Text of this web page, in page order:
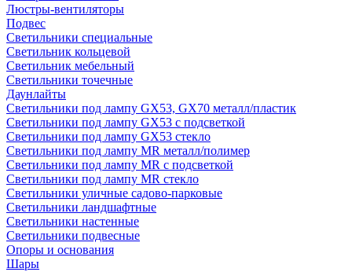
Люстры-вентиляторы
Подвес
Светильники специальные
Светильник кольцевой
Светильник мебельный
Светильники точечные
Даунлайты
Светильники под лампу GX53, GX70 металл/пластик
Светильники под лампу GX53 с подсветкой
Светильники под лампу GX53 стекло
Светильники под лампу MR металл/полимер
Светильники под лампу MR с подсветкой
Светильники под лампу MR стекло
Светильники уличные садово-парковые
Светильники ландшафтные
Светильники настенные
Светильники подвесные
Опоры и основания
Шары